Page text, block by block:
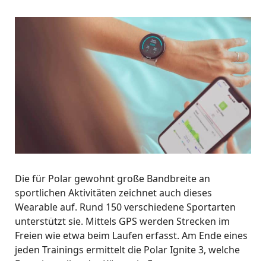
Die für Polar gewohnt große Bandbreite an
sportlichen Aktivitäten zeichnet auch dieses
Wearable auf. Rund 150 verschiedene Sportarten
unterstützt sie. Mittels GPS werden Strecken im
Freien wie etwa beim Laufen erfasst. Am Ende eines
jeden Trainings ermittelt die Polar Ignite 3, welche